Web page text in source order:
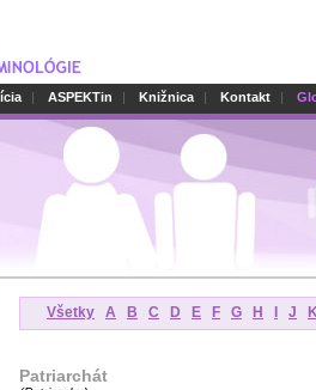
| ASPEKTin | Knižnica | Kontakt |
Všetky A B C D E F G H J
Patriarchát